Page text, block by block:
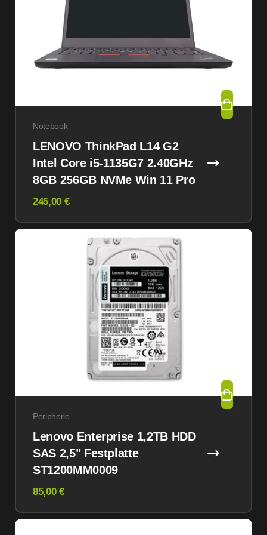
Notebook
LENOVO ThinkPad L14 G2
Intel Core i5-1135G7 2.40GHz
8GB 256GB NVMe Win 11 Pro
245,00 €
Peripherie
Lenovo Enterprise 1,2TB HDD
SAS 2,5" Festplatte
ST1200MM0009
85,00 €